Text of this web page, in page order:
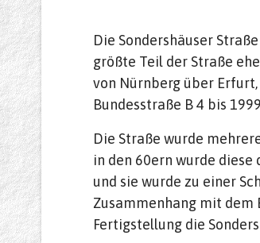
Die Sondershäuser
größte Teil der Straße
von Nürnberg über Erfurt,
Bundesstraße B 4 bis
Die Straße wurde
in den 60ern wurde
und sie wurde zu einer
Zusammenhang mit dem
Fertigstellung die